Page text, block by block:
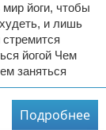
йоги, чтобы
и лишь
йогой Чем
заняться
Подробнее